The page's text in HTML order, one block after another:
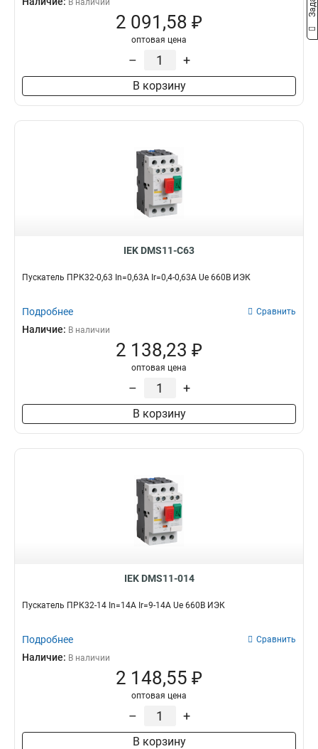
В наличии
2 091,58 ₽
оптовая цена
– +
В корзину
IEK DMS11-C63
Пускатель ПРК32-0,63 In=0,63A Ir=0,4-0,63A Ue 660В ИЭК
Подробнее Сравнить
Наличие: В наличии
2 138,23 ₽
оптовая цена
– +
В корзину
IEK DMS11-014
Пускатель ПРК32-14 In=14A Ir=9-14A Ue 660В ИЭК
Подробнее Сравнить
Наличие: В наличии
2 148,55 ₽
оптовая цена
– +
В корзину